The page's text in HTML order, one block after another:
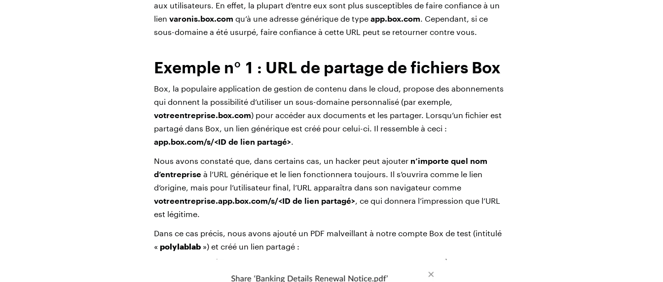
aux utilisateurs. En effet, la plupart d’entre eux sont plus susceptibles de faire confiance à un
lien varonis.box.com qu’à une adresse générique de type app.box.com. Cependant, si ce
sous-domaine a été usurpé, faire confiance à cette URL peut se retourner contre vous.
Exemple n° 1 : URL de partage de fichiers Box
Box, la populaire application de gestion de contenu dans le cloud, propose des abonnements
qui donnent la possibilité d’utiliser un sous-domaine personnalisé (par exemple,
votreentreprise.box.com) pour accéder aux documents et les partager. Lorsqu’un fichier est
partagé dans Box, un lien générique est créé pour celui-ci. Il ressemble à ceci :
app.box.com/s/<ID de lien partagé>.
Nous avons constaté que, dans certains cas, un hacker peut ajouter n’importe quel nom
d’entreprise à l’URL générique et le lien fonctionnera toujours. Il s’ouvrira comme le lien
d’origine, mais pour l’utilisateur final, l’URL apparaîtra dans son navigateur comme
votreentreprise.app.box.com/s/<ID de lien partagé>, ce qui donnera l’impression que l’URL
est légitime.
Dans ce cas précis, nous avons ajouté un PDF malveillant à notre compte Box de test (intitulé
« polylablab ») et créé un lien partagé :